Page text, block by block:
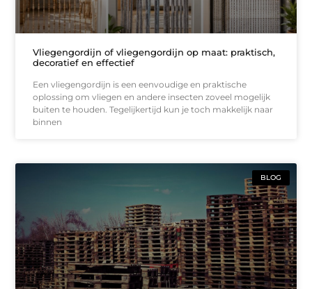
Vliegengordijn of vliegengordijn op maat: praktisch,
decoratief en effectief
Een vliegengordijn is een eenvoudige en praktische
oplossing om vliegen en andere insecten zoveel mogelijk
buiten te houden. Tegelijkertijd kun je toch makkelijk naar
binnen
BLOG